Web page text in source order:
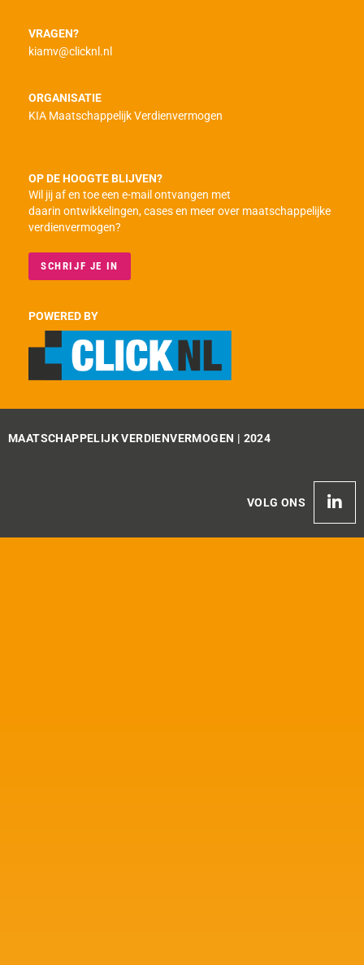
VRAGEN?
kiamv@clicknl.nl
ORGANISATIE
KIA Maatschappelijk Verdienvermogen
OP DE HOOGTE BLIJVEN?
Wil jij af en toe een e-mail ontvangen met
daarin ontwikkelingen, cases en meer over maatschappelijke
verdienvermogen?
SCHRIJF JE IN
POWERED BY
MAATSCHAPPELIJK VERDIENVERMOGEN | 2024
VOLG ONS